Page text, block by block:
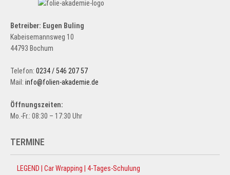
Betreiber: Eugen Buling
Kabeisemannsweg 10
44793 Bochum
Telefon: 0234 / 546 207 57
Mail: info@folien-akademie.de
Öffnungszeiten:
Mo.-Fr.: 08:30 – 17:30 Uhr
TERMINE
LEGEND | Car Wrapping | 4-Tages-Schulung